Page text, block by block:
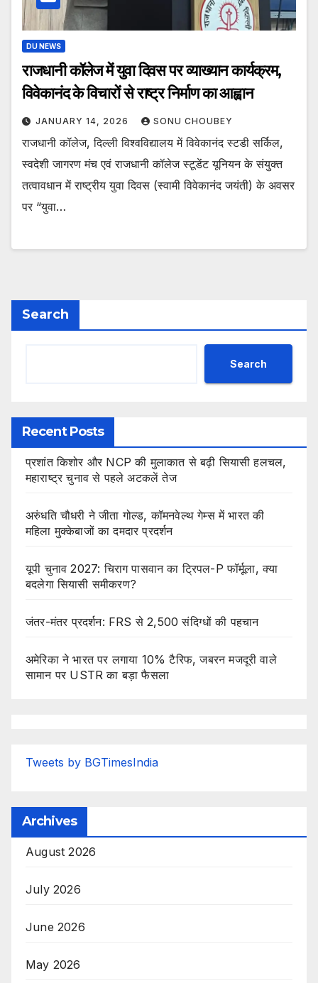
DU NEWS
राजधानी कॉलेज में युवा दिवस पर व्याख्यान कार्यक्रम,
विवेकानंद के विचारों से राष्ट्र निर्माण का आह्वान
JANUARY 14, 2026 SONU CHOUBEY
राजधानी कॉलेज, दिल्ली विश्वविद्यालय में विवेकानंद स्टडी सर्किल,
स्वदेशी जागरण मंच एवं राजधानी कॉलेज स्टूडेंट यूनियन के संयुक्त
तत्वावधान में राष्ट्रीय युवा दिवस (स्वामी विवेकानंद जयंती) के अवसर
पर “युवा…
Search
Search
Recent Posts
प्रशांत किशोर और NCP की मुलाकात से बढ़ी सियासी हलचल,
महाराष्ट्र चुनाव से पहले अटकलें तेज
अरुंधति चौधरी ने जीता गोल्ड, कॉमनवेल्थ गेम्स में भारत की
महिला मुक्केबाजों का दमदार प्रदर्शन
यूपी चुनाव 2027: चिराग पासवान का ट्रिपल-P फॉर्मूला, क्या
बदलेगा सियासी समीकरण?
जंतर-मंतर प्रदर्शन: FRS से 2,500 संदिग्धों की पहचान
अमेरिका ने भारत पर लगाया 10% टैरिफ, जबरन मजदूरी वाले
सामान पर USTR का बड़ा फैसला
Tweets by BGTimesIndia
Archives
August 2026
July 2026
June 2026
May 2026